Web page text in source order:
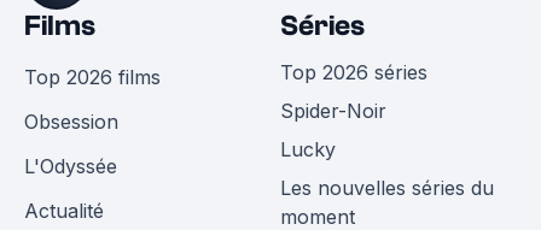
Films
Top 2026 films
Obsession
L'Odyssée
Actualité
Séries
Top 2026 séries
Spider-Noir
Lucky
Les nouvelles séries du
moment